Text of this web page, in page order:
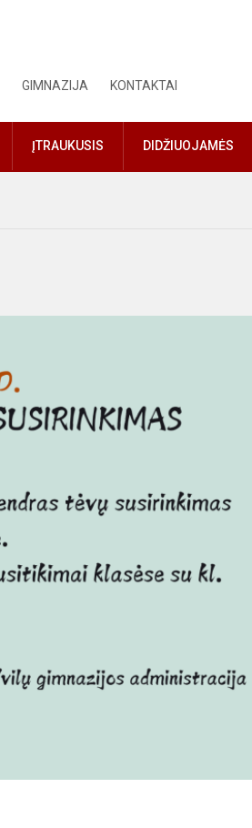
GIMNAZIJA KONTAKTAI
ĮTRAUKUSIS DIDŽIUOJAMĖS